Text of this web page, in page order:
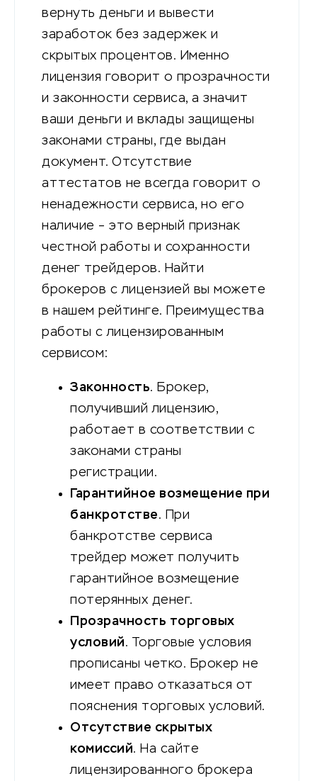
вернуть деньги и вывести
заработок без задержек и
скрытых процентов. Именно
лицензия говорит о прозрачности
и законности сервиса, а значит
ваши деньги и вклады защищены
законами страны, где выдан
документ. Отсутствие
аттестатов не всегда говорит о
ненадежности сервиса, но его
наличие – это верный признак
честной работы и сохранности
денег трейдеров. Найти
брокеров с лицензией вы можете
в нашем рейтинге. Преимущества
работы с лицензированным
сервисом:
Законность. Брокер,
получивший лицензию,
работает в соответствии с
законами страны
регистрации.
Гарантийное возмещение при
банкротстве. При
банкротстве сервиса
трейдер может получить
гарантийное возмещение
потерянных денег.
Прозрачность торговых
условий. Торговые условия
прописаны четко. Брокер не
имеет право отказаться от
пояснения торговых условий.
Отсутствие скрытых
комиссий. На сайте
лицензированного брокера